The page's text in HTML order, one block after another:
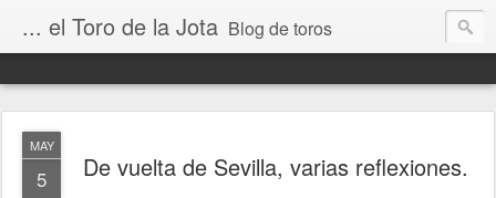
... el Toro de la Jota Blog de toros
MAY
5 De vuelta de Sevilla, varias reflexiones.